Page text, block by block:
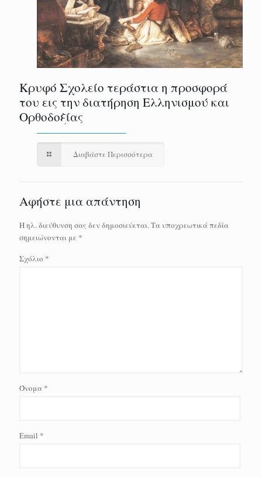
Κρυφό Σχολείο τεράστια η προσφορά
του εις την διατήρηση Ελληνισμού και
Ορθοδοξίας
Διαβάστε Περισσότερα
Αφήστε μια απάντηση
Η ηλ. διεύθυνση σας δεν δημοσιεύεται.Τα υποχρεωτικά πεδία
σημειώνονται με *
Σχόλιο *
Όνομα *
Email *